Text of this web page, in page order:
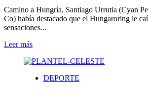
AUF
Uruguay
Camino a Hungría, Santiago Urrutia (Cyan
Co) había destacado que el Hungaroring le
sensaciones...
Leer másLeer
sobre
Urrutia
DEPORTE